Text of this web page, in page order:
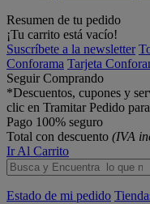
Resumen de tu pedido
¡Tu carrito está vacío!
Suscríbete a la newsletter
Conforama Tarjeta
Seguir Comprando
*Descuentos, cupones y
clic en Tramitar Pedido
Pago 100% seguro
Total con descuento (IVA
Ir Al Carrito
Estado de mi pedido